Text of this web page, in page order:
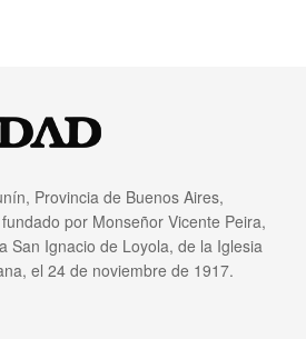
Provincia de Buenos Aires,
por Monseñor Vicente Peira,
San Ignacio de Loyola, de la Iglesia
el 24 de noviembre de 1917.